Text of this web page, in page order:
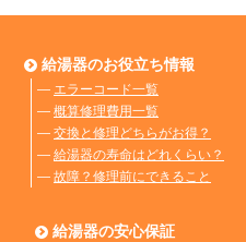
給湯器のお役立ち情報
― エラーコード一覧
― 概算修理費用一覧
― 交換と修理どちらがお得？
― 給湯器の寿命はどれくらい？
― 故障？修理前にできること
給湯器の安心保証